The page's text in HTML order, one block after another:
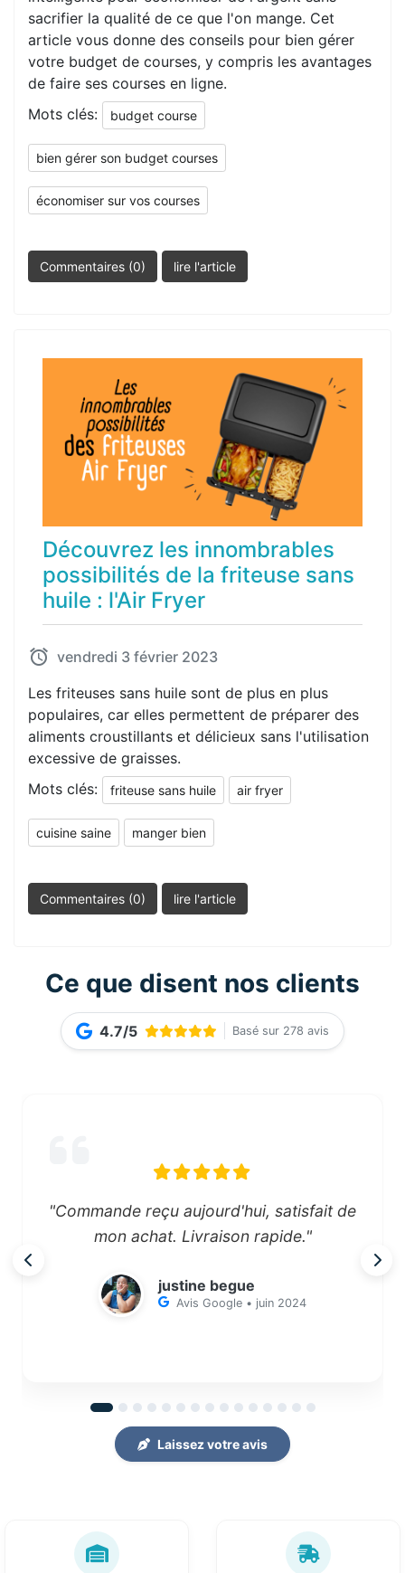
sacrifier la qualité de ce que l'on mange. Cet
article vous donne des conseils pour bien gérer
votre budget de courses, y compris les avantages
de faire ses courses en ligne.
Mots clés:
budget course
bien gérer son budget courses
économiser sur vos courses
Commentaires (0) lire l'article
Découvrez les innombrables
possibilités de la friteuse sans
huile : l'Air Fryer
vendredi 3 février 2023
Les friteuses sans huile sont de plus en plus
populaires, car elles permettent de préparer des
aliments croustillants et délicieux sans l'utilisation
excessive de graisses.
Mots clés:
friteuse sans huile air fryer
cuisine saine manger bien
Commentaires (0) lire l'article
Ce que disent nos clients
4.7/5 Basé sur 278 avis
"Commande reçu aujourd'hui, satisfait de
mon achat. Livraison rapide."
justine begue
Avis Google • juin 2024
Laissez votre avis